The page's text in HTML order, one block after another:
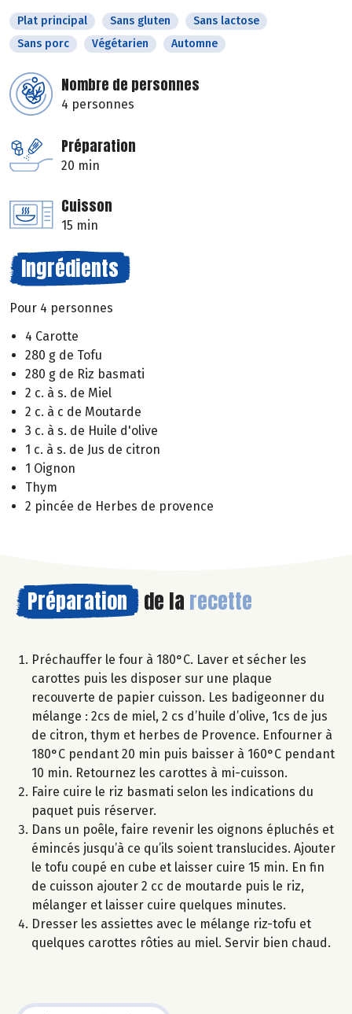
Plat principal Sans gluten
Sans lactose
Sans porc
Végétarien Automne
Nombre de personnes
4 personnes
Préparation
20 min
Cuisson
15 min
Ingrédients
Pour 4 personnes
4 Carotte
280 g de Tofu
280 g de Riz basmati
2 c. à s. de Miel
2 c. à c de Moutarde
3 c. à s. de Huile d'olive
1 c. à s. de Jus de citron
1 Oignon
Thym
2 pincée de Herbes de provence
Préparation de la recette
Préchauffer le four à 180°C. Laver et sécher les
carottes puis les disposer sur une plaque
recouverte de papier cuisson. Les badigeonner du
mélange : 2cs de miel, 2 cs d’huile d’olive, 1cs de jus
de citron, thym et herbes de Provence. Enfourner à
180°C pendant 20 min puis baisser à 160°C pendant
10 min. Retournez les carottes à mi-cuisson.
Faire cuire le riz basmati selon les indications du
paquet puis réserver.
Dans un poêle, faire revenir les oignons épluchés et
émincés jusqu’à ce qu’ils soient translucides. Ajouter
le tofu coupé en cube et laisser cuire 15 min. En fin
de cuisson ajouter 2 cc de moutarde puis le riz,
mélanger et laisser cuire quelques minutes.
Dresser les assiettes avec le mélange riz-tofu et
quelques carottes rôties au miel. Servir bien chaud.